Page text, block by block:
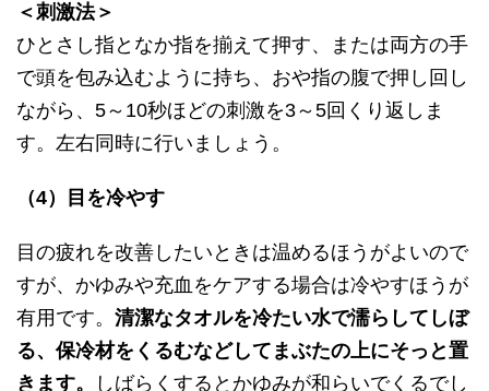
＜刺激法＞
ひとさし指となか指を揃えて押す、または両方の手
で頭を包み込むように持ち、おや指の腹で押し回し
ながら、5～10秒ほどの刺激を3～5回くり返しま
す。左右同時に行いましょう。
（4）目を冷やす
目の疲れを改善したいときは温めるほうがよいので
すが、かゆみや充血をケアする場合は冷やすほうが
有用です。 清潔なタオルを冷たい水で濡らしてしぼ
る、保冷材をくるむなどしてまぶたの上にそっと置
きます。
しばらくするとかゆみが和らいでくるでし